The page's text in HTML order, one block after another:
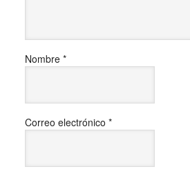
Nombre *
Correo electrónico *